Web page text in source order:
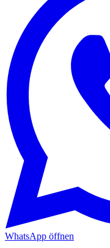
WhatsApp öffnen